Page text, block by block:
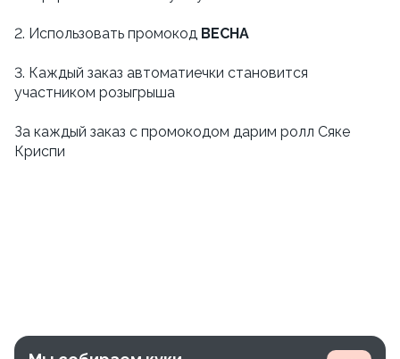
2. Использовать промокод ВЕСНА
3. Каждый заказ автоматиечки становится
участником розыгрыша
За каждый заказ с промокодом дарим ролл Сяке
Криспи